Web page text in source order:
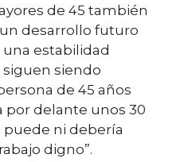
de 45 también
desarrollo futuro
estabilidad
siguen siendo
de 45 años
delante unos 30
puede ni debería
digno”.